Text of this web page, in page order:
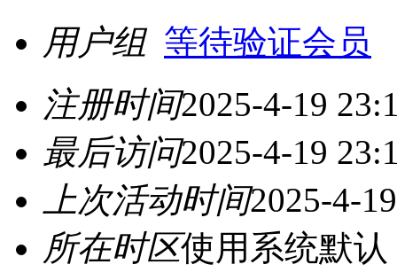
用户组 等待验证会员
注册时间2025-4-19
最后访问2025-4-19
上次活动时间2025-4-
所在时区使用系统默认